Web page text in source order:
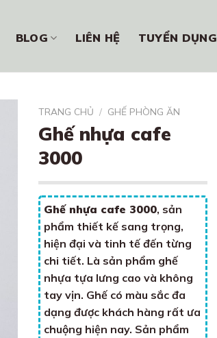
BLOG LIÊN HỆ TUYỂN DỤNG
TRANG CHỦ / GHẾ PHÒNG ĂN
Ghế nhựa cafe
3000
Ghế nhựa cafe 3000, sản
phẩm thiết kế sang trọng,
hiện đại và tinh tế đến từng
chi tiết. Là sản phẩm ghế
nhựa tựa lưng cao và không
tay vịn. Ghế có màu sắc đa
dạng được khách hàng rất ưa
chuộng hiện nay. Sản phẩm